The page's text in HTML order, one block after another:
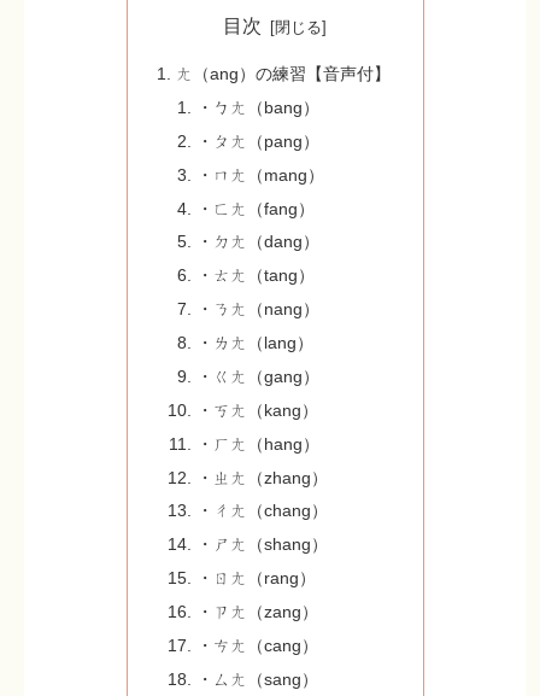
目次
ㄤ（ang）の練習【音声付】
・ㄅㄤ（bang）
・ㄆㄤ（pang）
・ㄇㄤ（mang）
・ㄈㄤ（fang）
・ㄉㄤ（dang）
・ㄊㄤ（tang）
・ㄋㄤ（nang）
・ㄌㄤ（lang）
・ㄍㄤ（gang）
・ㄎㄤ（kang）
・ㄏㄤ（hang）
・ㄓㄤ（zhang）
・ㄔㄤ（chang）
・ㄕㄤ（shang）
・ㄖㄤ（rang）
・ㄗㄤ（zang）
・ㄘㄤ（cang）
・ㄙㄤ（sang）